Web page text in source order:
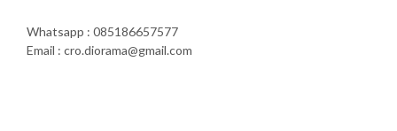
Whatsapp : 085186657577
Email : cro.diorama@gmail.com